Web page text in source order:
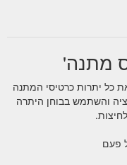
מתנה'
כל יתרות כרטיסי המתנה
והשתמש בבוחן היתרה
פעם